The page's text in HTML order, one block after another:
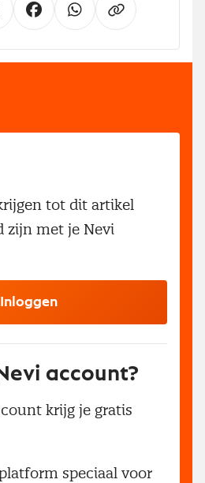
tot dit artikel
zijn met je Nevi
Inloggen
account?
krijg je gratis
speciaal voor